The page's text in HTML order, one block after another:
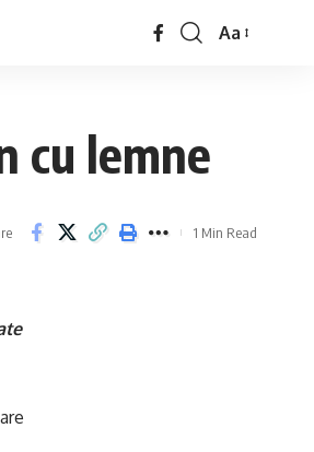
Aa
cu lemne
1 Min Read